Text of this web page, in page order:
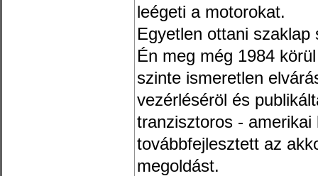
leégeti a motorokat.
Egyetlen ottani
Én meg még 1984
szinte ismeretlen
vezérléséröl és
tranzisztoros - amerikai
továbbfejlesztett az
megoldást.